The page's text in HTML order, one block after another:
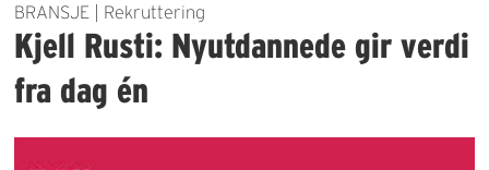
BRANSJE | Rekruttering
Kjell Rusti: Nyutdannede gir verdi
fra dag én